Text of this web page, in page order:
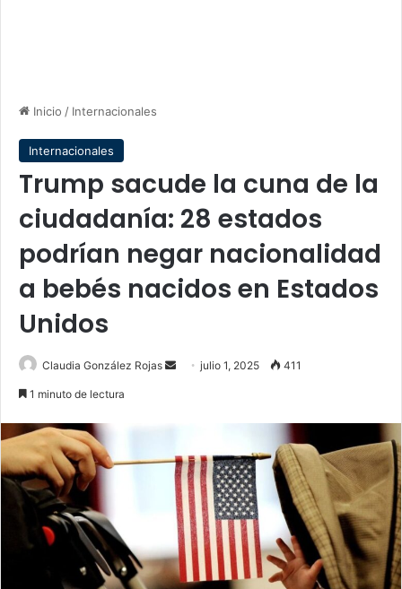
Inicio / Internacionales
Internacionales
Trump sacude la cuna de la
ciudadanía: 28 estados
podrían negar nacionalidad
a bebés nacidos en Estados
Unidos
Claudia González Rojas
Sendjulio 1, 2025 411
1 minuto de lectura